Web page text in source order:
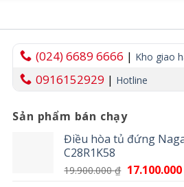
(024) 6689 6666 | Kho giao
0916152929 | Hotline
Sản phẩm bán chạy
Điều hòa tủ đứng
C28R1K58
19.900.000₫ Giá
17.100.000